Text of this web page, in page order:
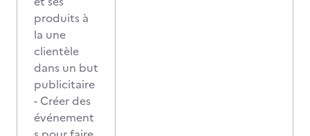
produits à
la une
clientèle
dans un but
publicitaire
- Créer des
événement